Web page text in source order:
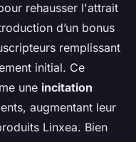
rehausser l'attrait
d’un bonus
remplissant
initial. Ce
une incitation
augmentant leur
Linxea. Bien